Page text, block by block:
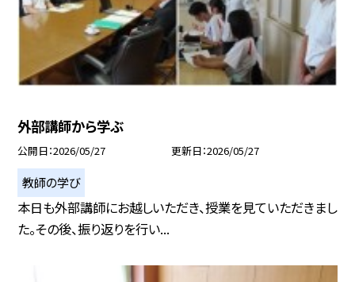
外部講師から学ぶ
公開日 2026/05/27 更新日 2026/05/27
教師の学び
本日も外部講師にお越しいただき、授業を見ていただきまし
た。その後、振り返りを行い...